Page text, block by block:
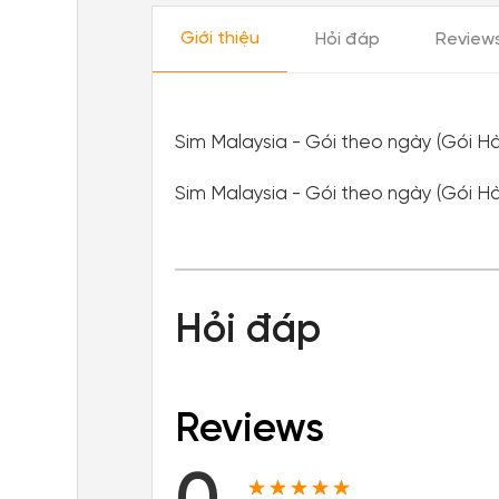
Giới thiệu Hỏi đáp
Sim Malaysia - Gói theo ngày (Gói
Sim Malaysia - Gói theo ngày (Gói
Hỏi đáp
Reviews